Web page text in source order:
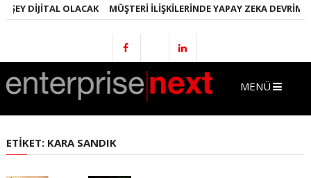
ŞEY DIJITAL OLACAK MÜŞTERI İLIŞKILERINDE YAPAY ZEKA DEVRIMI
MENÜ
ETIKET: KARA SANDIK